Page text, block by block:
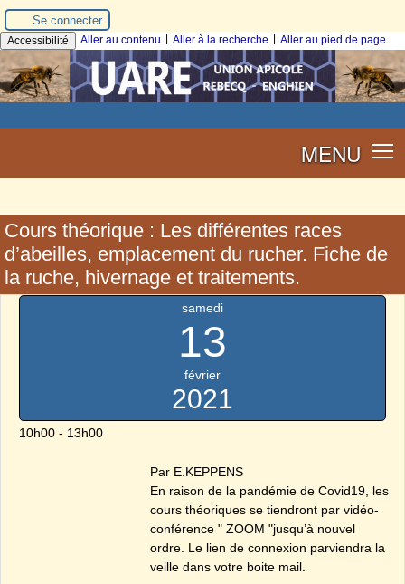
Se connecter
Accessibilité Aller au contenu Aller à la recherche Aller au pied de page
MENU
Cours théorique : Les différentes races
d’abeilles, emplacement du rucher. Fiche de
la ruche, hivernage et traitements.
samedi
13
février
2021
10h00 - 13h00
Par E.KEPPENS
En raison de la pandémie de Covid19, les
cours théoriques se tiendront par vidéo-
conférence " ZOOM "jusqu’à nouvel
ordre. Le lien de connexion parviendra la
veille dans votre boite mail.